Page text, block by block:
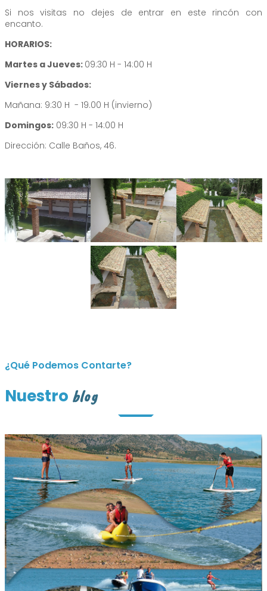
Si nos visitas no dejes de entrar en este rincón con
encanto.
HORARIOS:
Martes a Jueves: 09:30 H - 14:00 H
Viernes y Sábados:
Mañana: 9:30 H - 19.00 H (invierno)
Domingos: 09:30 H - 14:00 H
Dirección: Calle Baños, 46.
¿Qué Podemos Contarte?
Nuestro blog